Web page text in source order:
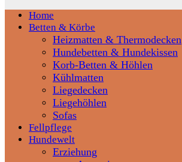
Home
Betten & Körbe
Heizmatten & Thermodecken
Hundebetten & Hundekissen
Korb-Betten & Höhlen
Kühlmatten
Liegedecken
Liegehöhlen
Sofas
Fellpflege
Hundewelt
Erziehung